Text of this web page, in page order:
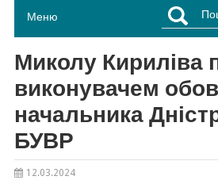
Меню
Пошук:
Миколу Кириліва
виконувачем
начальника
БУВР
12.03.2024